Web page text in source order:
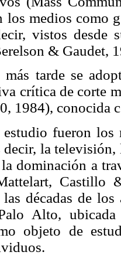
los medios como
vistos desde
& Gaudet,
más tarde se
crítica de corte
1984), conocida
fueron los
decir, la
dominación a
décadas de
Alto,
objeto de